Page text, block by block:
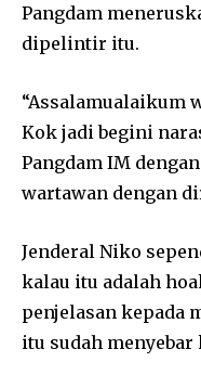
Pangdam
dipelintir itu.
“Assalamualaikum
Kok jadi begini
Pangdam IM
wartawan dengan
Jenderal Niko
kalau itu adalah
penjelasan kepada
itu sudah menyebar